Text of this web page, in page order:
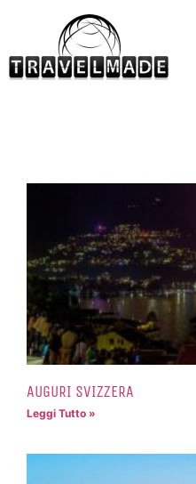
AUGURI SVIZZERA
Leggi Tutto »